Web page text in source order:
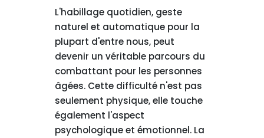
L'habillage quotidien, geste
naturel et automatique pour la
plupart d'entre nous, peut
devenir un véritable parcours du
combattant pour les personnes
âgées. Cette difficulté n'est pas
seulement physique, elle touche
également l'aspect
psychologique et émotionnel. La